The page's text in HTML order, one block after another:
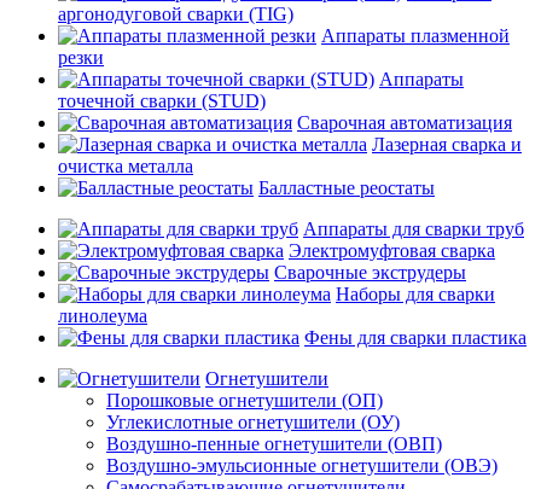
аргонодуговой сварки (TIG)
Аппараты плазменной
резки
Аппараты
точечной сварки (STUD)
Сварочная автоматизация
Лазерная сварка и
очистка металла
Балластные реостаты
Аппараты для сварки труб
Электромуфтовая сварка
Сварочные экструдеры
Наборы для сварки
линолеума
Фены для сварки пластика
Огнетушители
Порошковые огнетушители (ОП)
Углекислотные огнетушители (ОУ)
Воздушно-пенные огнетушители (ОВП)
Воздушно-эмульсионные огнетушители (ОВЭ)